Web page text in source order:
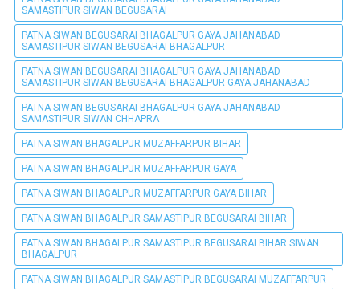
SAMASTIPUR SIWAN BEGUSARAI
PATNA SIWAN BEGUSARAI BHAGALPUR GAYA JAHANABAD
SAMASTIPUR SIWAN BEGUSARAI BHAGALPUR
PATNA SIWAN BEGUSARAI BHAGALPUR GAYA JAHANABAD
SAMASTIPUR SIWAN BEGUSARAI BHAGALPUR GAYA JAHANABAD
PATNA SIWAN BEGUSARAI BHAGALPUR GAYA JAHANABAD
SAMASTIPUR SIWAN CHHAPRA
PATNA SIWAN BHAGALPUR MUZAFFARPUR BIHAR
PATNA SIWAN BHAGALPUR MUZAFFARPUR GAYA
PATNA SIWAN BHAGALPUR MUZAFFARPUR GAYA BIHAR
PATNA SIWAN BHAGALPUR SAMASTIPUR BEGUSARAI BIHAR
PATNA SIWAN BHAGALPUR SAMASTIPUR BEGUSARAI BIHAR SIWAN
BHAGALPUR
PATNA SIWAN BHAGALPUR SAMASTIPUR BEGUSARAI MUZAFFARPUR